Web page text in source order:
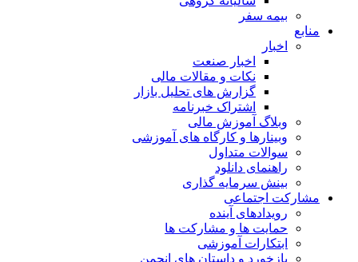
بیمه سفر
منابع
اخبار
اخبار صنعت
نکات و مقالات مالی
گزارش های تحلیل بازار
اشتراک خبرنامه
وبلاگ آموزش مالی
وبینارها و کارگاه های آموزشی
سوالات متداول
راهنمای دانلود
بینش سرمایه گذاری
مشارکت اجتماعی
رویدادهای آینده
حمایت ها و مشارکت ها
ابتکارات آموزشی
بازخورد و داستان های انجمن